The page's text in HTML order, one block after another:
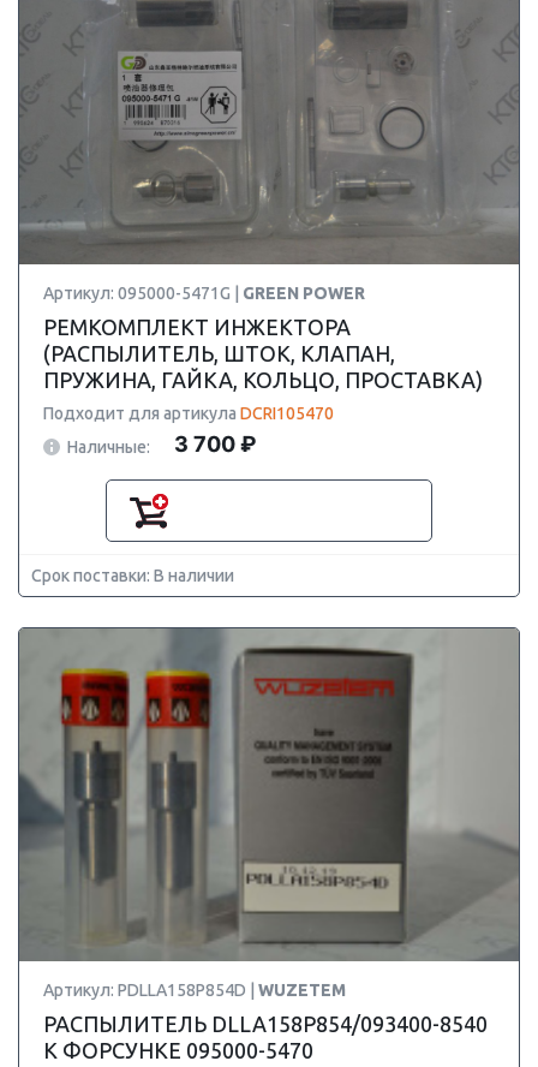
Артикул: 095000-5471G | GREEN POWER
РЕМКОМПЛЕКТ ИНЖЕКТОРА
(РАСПЫЛИТЕЛЬ, ШТОК, КЛАПАН,
ПРУЖИНА, ГАЙКА, КОЛЬЦО, ПРОСТАВКА)
Подходит для артикула DCRI105470
Наличные:
3 700 ₽
Срок поставки: В наличии
Артикул: PDLLA158P854D | WUZETEM
РАСПЫЛИТЕЛЬ DLLA158P854/093400-8540
К ФОРСУНКЕ 095000-5470